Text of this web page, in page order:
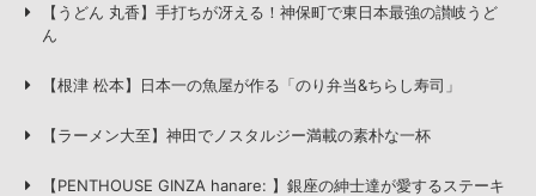
【うどん 丸香】手打ちが冴える！神保町で東日本最強の讃岐うど
ん
【根津 松本】日本一の魚屋が作る「のり弁当&ちらし寿司」
【ラーメン大至】神田でノスタルジー満載の素朴な一杯
【PENTHOUSE GINZA hanare: 】銀座の紳士達が愛するステーキ